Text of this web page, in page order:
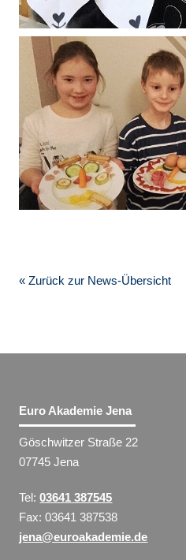
« Zurück zur News-Übersicht
Euro Akademie Jena
Göschwitzer Straße 22
07745 Jena
Tel:03641 387545
Fax: 03641 387538
jena@euroakademie.de